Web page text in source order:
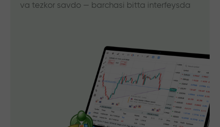
va tezkor savdo — barchasi bitta interfeysda